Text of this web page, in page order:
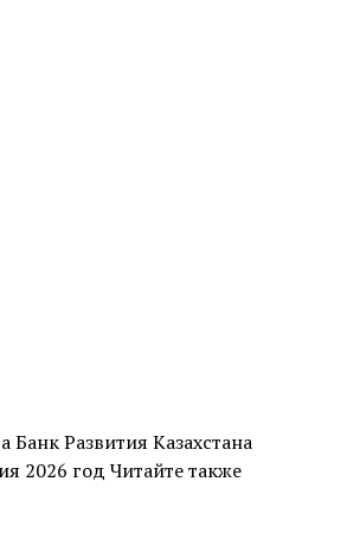
Банк Развития Казахстана
2026 год Читайте также